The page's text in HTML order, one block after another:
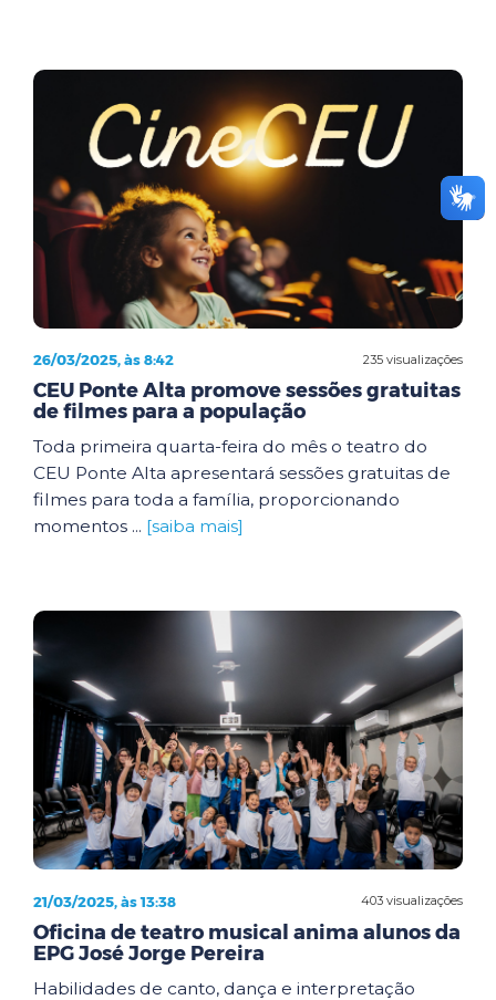
235 visualizações
26/03/2025, às 8:42
CEU Ponte Alta promove sessões gratuitas
de filmes para a população
Toda primeira quarta-feira do mês o teatro do
CEU Ponte Alta apresentará sessões gratuitas de
filmes para toda a família, proporcionando
momentos ... [saiba mais]
403 visualizações
21/03/2025, às 13:38
Oficina de teatro musical anima alunos da
EPG José Jorge Pereira
Habilidades de canto, dança e interpretação